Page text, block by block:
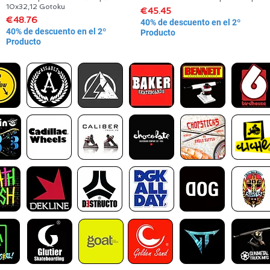
10x32,12 Gotoku
Price
€48.76
40% de descuento en el 2º
Producto
Price
€45.45
40% de descuento en el 2º
Producto